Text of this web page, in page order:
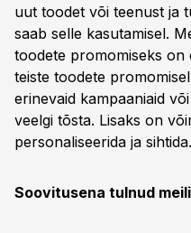
uut toodet või teenust ja
saab selle kasutamisel.
toodete promomiseks on
teiste toodete
erinevaid kampaaniaid
veelgi tõsta. Lisaks on
personaliseerida ja sihtida.
Soovitusena tulnud